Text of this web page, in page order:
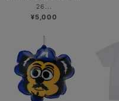
26...
¥5,000